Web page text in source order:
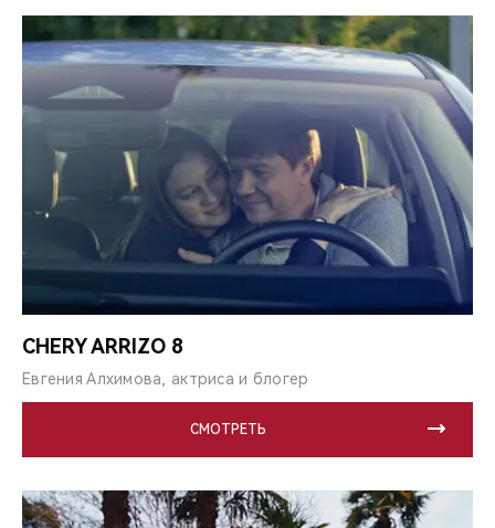
CHERY ARRIZO 8
Евгения Алхимова, актриса и блогер
СМОТРЕТЬ